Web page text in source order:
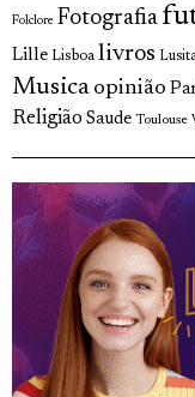
Folclore Fotografia
Lille Lisboa livros
Musica opinião
Religião Saude Toulouse